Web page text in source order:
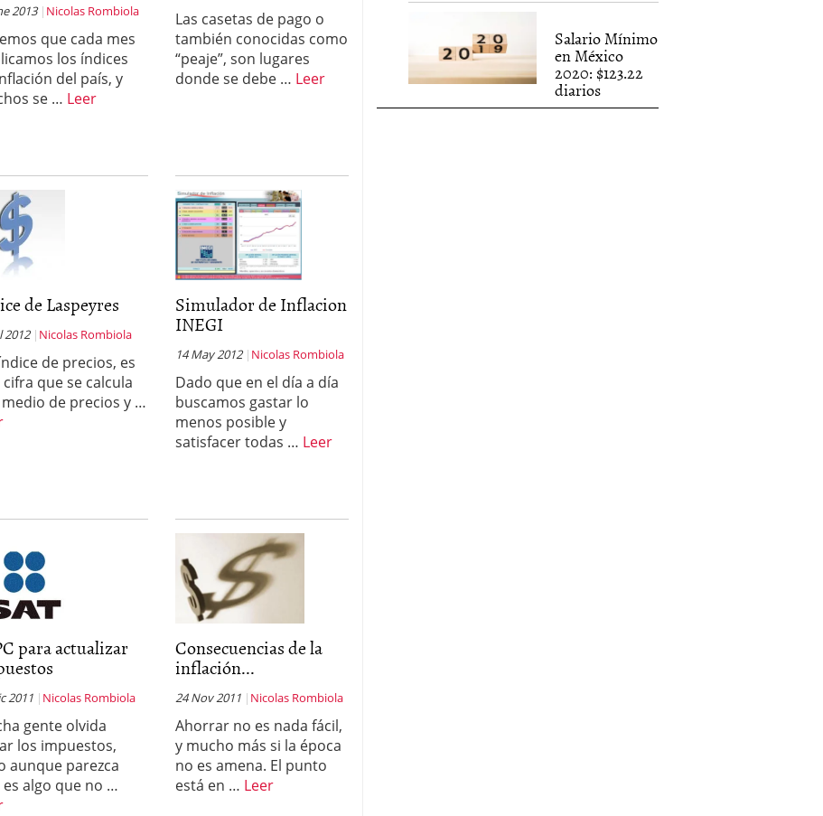
2013 Nicolas Rombiola
que cada mes
los índices
del país, y
se … Leer
Las casetas de pago o
también conocidas como
“peaje”, son lugares
donde se debe … Leer
de Laspeyres
2012 Nicolas Rombiola
de precios, es
cifra que se calcula
de precios y …
Simulador de Inflacion
INEGI
14 May 2012 Nicolas Rombiola
Dado que en el día a día
buscamos gastar lo
menos posible y
satisfacer todas … Leer
para actualizar
2011 Nicolas Rombiola
gente olvida
los impuestos,
aunque parezca
es algo que no …
Consecuencias de la
inflación...
24 Nov 2011 Nicolas Rombiola
Ahorrar no es nada fácil,
y mucho más si la época
no es amena. El punto
está en … Leer
Salario Mínimo
en México
2020: $123.22
diarios